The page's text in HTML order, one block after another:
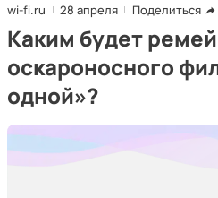
wi-fi.ru 28 апреля Поделиться
Каким будет
оскароносного
одной»?